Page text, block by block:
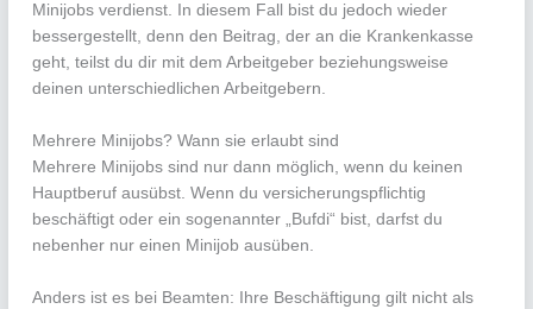
Minijobs verdienst. In diesem Fall bist du jedoch wieder
bessergestellt, denn den Beitrag, der an die Krankenkasse
geht, teilst du dir mit dem Arbeitgeber beziehungsweise
deinen unterschiedlichen Arbeitgebern.
Mehrere Minijobs? Wann sie erlaubt sind
Mehrere Minijobs sind nur dann möglich, wenn du keinen
Hauptberuf ausübst. Wenn du versicherungspflichtig
beschäftigt oder ein sogenannter „Bufdi“ bist, darfst du
nebenher nur einen Minijob ausüben.
Anders ist es bei Beamten: Ihre Beschäftigung gilt nicht als